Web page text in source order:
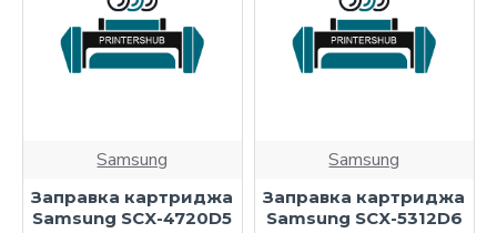
Samsung
Заправка картриджа
Samsung SCX-4720D5
Samsung
Заправка картриджа
Samsung SCX-5312D6